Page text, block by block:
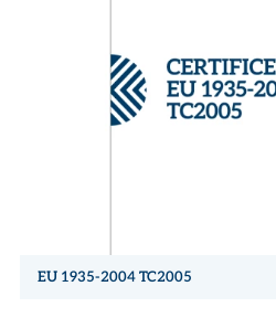
EU 1935-2004 TC2005